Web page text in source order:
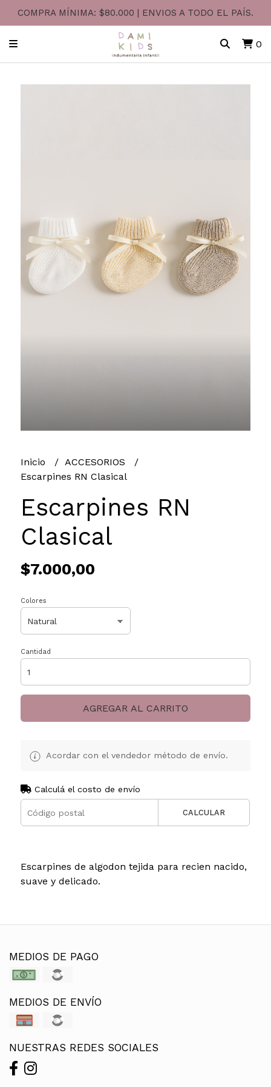
COMPRA MÍNIMA: $80.000 | ENVIOS A TODO EL PAÍS.
0
Inicio
ACCESORIOS
Escarpines RN Clasical
Escarpines RN
Clasical
$7.000,00
Colores
Cantidad
AGREGAR AL CARRITO
Acordar con el vendedor método de envío.
Calculá el costo de envío
CALCULAR
Escarpines de algodon tejida para recien nacido,
suave y delicado.
MEDIOS DE PAGO
MEDIOS DE ENVÍO
NUESTRAS REDES SOCIALES